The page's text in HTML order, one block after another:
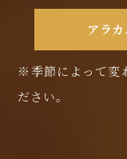
アラ
※季節によって変
ださい。